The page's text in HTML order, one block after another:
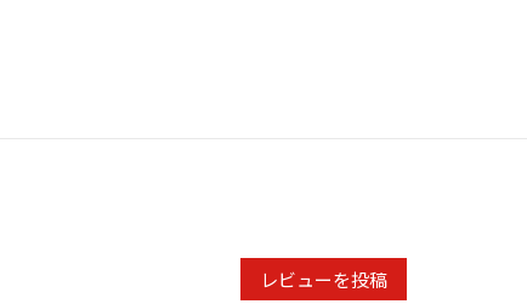
悪
(1)
(2)
●
レビューを投稿